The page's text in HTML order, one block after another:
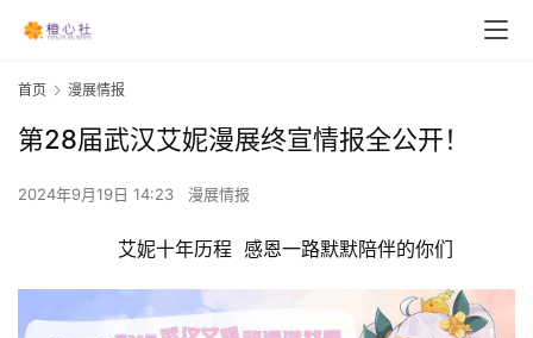
首页 漫展情报
第28届武汉艾妮漫展终宣情报全公开！
2024年9月19日 14:23 漫展情报
艾妮十年历程  感恩一路默默陪伴的你们